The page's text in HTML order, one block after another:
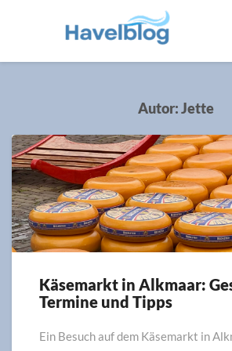
Autor:Jette
Käsemarkt
in
Geschichte,
Käsemarkt in Alkmaar:
Termine und Tipps
Ein Besuch auf dem Käsemarkt in